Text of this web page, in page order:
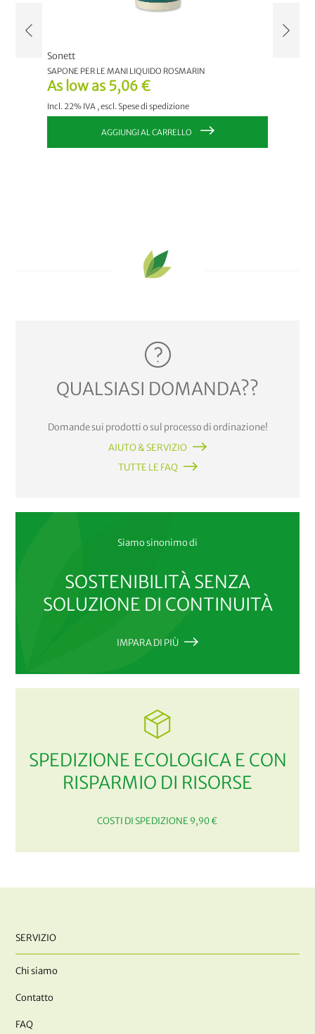
As low as 5,06 €
Incl. 22% IVA ,escl.Spese di spedizione
Sonett
SAPONE PER LE MANI LIQUIDO ROSMARIN
AGGIUNGI AL CARRELLO
QUALSIASI DOMANDA??
Domande sui prodotti o sul processo di ordinazione!
AIUTO & SERVIZIO
TUTTE LE FAQ
Siamo sinonimo di
SOSTENIBILITÀ SENZA
SOLUZIONE DI CONTINUITÀ
IMPARA DI PIÙ
SPEDIZIONE ECOLOGICA E CON
RISPARMIO DI RISORSE
COSTI DI SPEDIZIONE 9,90 €
SERVIZIO
Chi siamo
Contatto
FAQ